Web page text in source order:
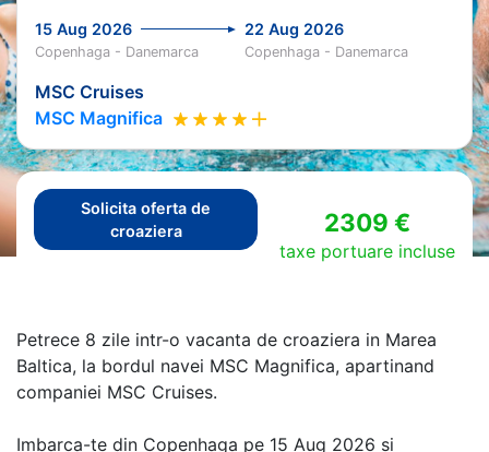
15 Aug 2026 22 Aug 2026
Copenhaga - Danemarca Copenhaga - Danemarca
MSC Cruises
MSC Magnifica
Solicita oferta de
croaziera
2309 €
taxe portuare incluse
Petrece 8 zile intr-o vacanta de croaziera in Marea
Baltica, la bordul navei MSC Magnifica, apartinand
companiei MSC Cruises.
Imbarca-te din Copenhaga pe 15 Aug 2026 si